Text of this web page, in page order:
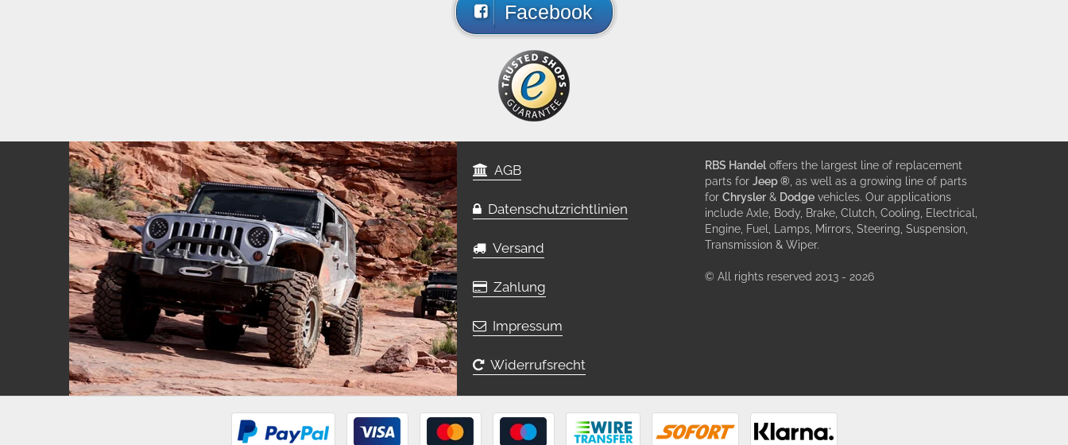
Facebook
AGB
Datenschutzrichtlinien
Versand
Zahlung
Impressum
Widerrufsrecht
RBS Handel offers the largest line of replacement
parts for Jeep ®, as well as a growing line of parts
for Chrysler & Dodge vehicles. Our applications
include Axle, Body, Brake, Clutch, Cooling, Electrical,
Engine, Fuel, Lamps, Mirrors, Steering, Suspension,
Transmission & Wiper.
© All rights reserved 2013 - 2026